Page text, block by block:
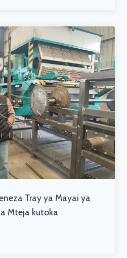
Tray ya Mayai ya
Mteja kutoka